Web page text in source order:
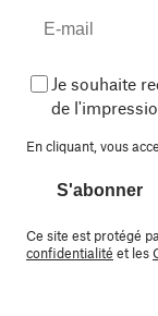
Je souhaite
de
En cliquant, vous
S'abonner
Ce site est protégé
confidentialité et les